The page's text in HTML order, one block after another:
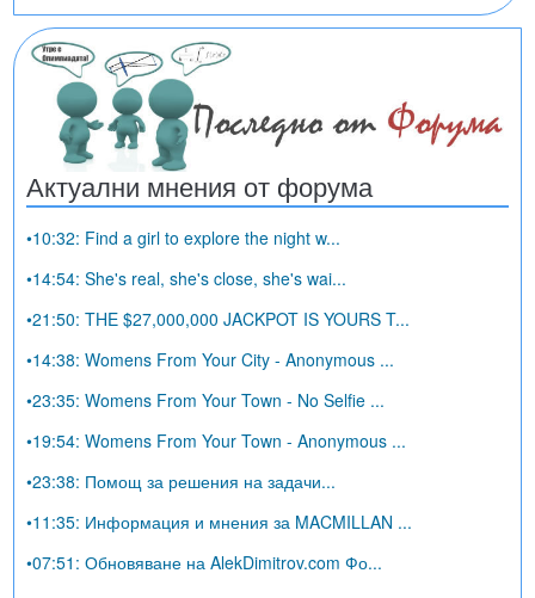
Актуални мнения от форума
•10:32: Find a girl to explore the night w...
•14:54: She's real, she's close, she's wai...
•21:50: THE $27,000,000 JACKPOT IS YOURS T...
•14:38: Womens From Your City - Anonymous ...
•23:35: Womens From Your Town - No Selfie ...
•19:54: Womens From Your Town - Anonymous ...
•23:38: Помощ за решения на задачи...
•11:35: Информация и мнения за MACMILLAN ...
•07:51: Обновяване на AlekDimitrov.com Фо...